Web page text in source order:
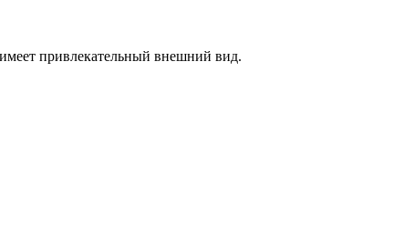
привлекательный внешний вид.